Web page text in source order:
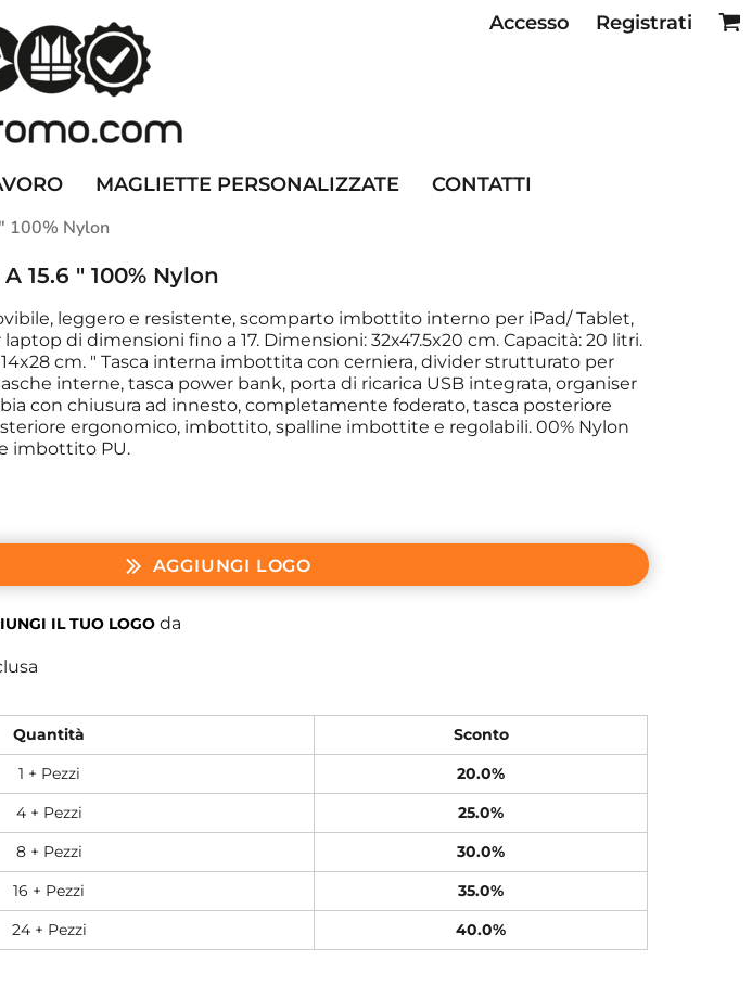
Accesso Registrati
MAGLIETTE PERSONALIZZATE CONTATTI
100% Nylon
15.6 " 100% Nylon
leggero e resistente, scomparto imbottito interno per iPad/ Tablet,
di dimensioni fino a 17. Dimensioni: 32x47.5x20 cm. Capacità: 20 litri.
cm. " Tasca interna imbottita con cerniera, divider strutturato per
interne, tasca power bank, porta di ricarica USB integrata, organiser
con chiusura ad innesto, completamente foderato, tasca posteriore
ergonomico, imbottito, spalline imbottite e regolabili. 00% Nylon
imbottito PU.
AGGIUNGI LOGO
IL TUO LOGO da
Quantità
Sconto
1 + Pezzi
20.0%
4 + Pezzi
25.0%
8 + Pezzi
30.0%
16 + Pezzi
35.0%
24 + Pezzi
40.0%
ALTA VISIBILITA'